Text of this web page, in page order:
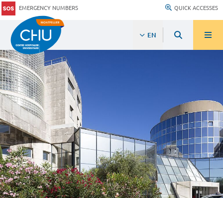
EMERGENCY NUMBERS QUICK ACCESSES
EN